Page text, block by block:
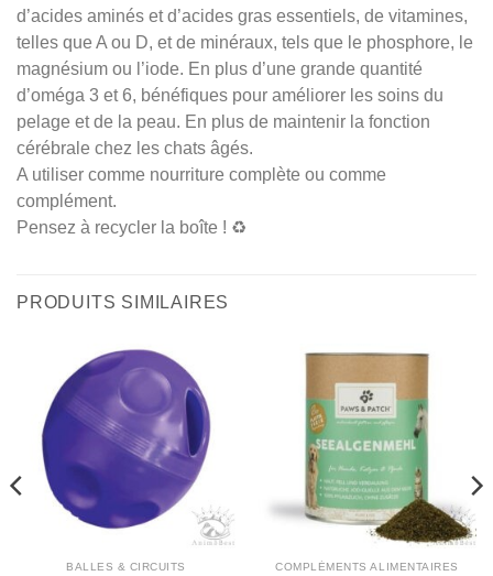
d’acides aminés et d’acides gras essentiels, de vitamines,
telles que A ou D, et de minéraux, tels que le phosphore, le
magnésium ou l’iode. En plus d’une grande quantité
d’oméga 3 et 6, bénéfiques pour améliorer les soins du
pelage et de la peau. En plus de maintenir la fonction
cérébrale chez les chats âgés.
A utiliser comme nourriture complète ou comme
complément.
Pensez à recycler la boîte ! ♻
PRODUITS SIMILAIRES
BALLES & CIRCUITS COMPLÉMENTS ALIMENTAIRES